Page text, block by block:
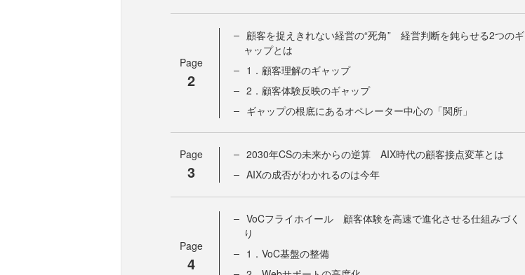
Page
2
顧客を捉えきれない経営の“死角” 経営判断を鈍らせる2つのギ
ャップとは
1．顧客理解のギャップ
2．顧客体験反映のギャップ
ギャップの根底にあるオペレーター中心の「関所」
Page
3
2030年CSの未来からの逆算 AIX時代の顧客接点変革とは
AIXの成否がわかれるのは今年
Page
4
VoCフライホイール 顧客体験を高速で進化させる仕組みづく
り
1．VoC基盤の整備